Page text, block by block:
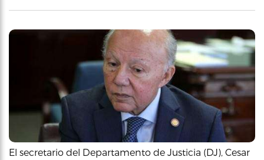
El secretario del Departamento de Justicia (DJ), Cesar